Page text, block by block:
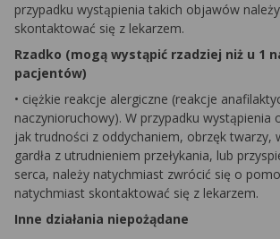
przypadku wystąpienia takich objawów
skontaktować się z lekarzem.
Rzadko (mogą wystąpić rzadziej niż u 1
pacjentów)
• ciężkie reakcje alergiczne (reakcje
naczynioruchowy). W przypadku wystąpienia
jak trudności z oddychaniem, obrzęk twarzy,
gardła z utrudnieniem przełykania, lub
serca, należy natychmiast zwrócić się o
natychmiast skontaktować się z lekarzem.
Inne działania niepożądane